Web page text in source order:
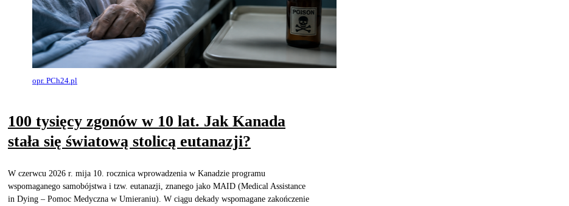
opr. PCh24.pl
100 tysięcy zgonów w 10 lat. Jak Kanada
stała się światową stolicą eutanazji?
W czerwcu 2026 r. mija 10. rocznica wprowadzenia w Kanadzie programu
wspomaganego samobójstwa i tzw. eutanazji, znanego jako MAID (Medical Assistance
in Dying – Pomoc Medyczna w Umieraniu). W ciągu dekady wspomagane zakończenie